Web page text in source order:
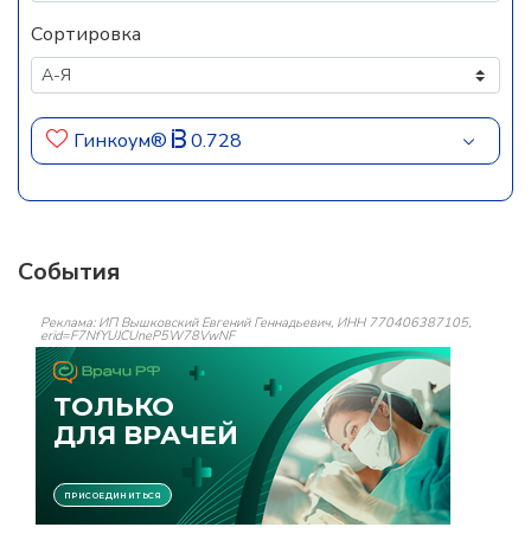
Сортировка
Гинкоум® 0.728
События
Реклама: ИП Вышковский Евгений Геннадьевич, ИНН 770406387105,
erid=F7NfYUJCUneP5W78VwNF